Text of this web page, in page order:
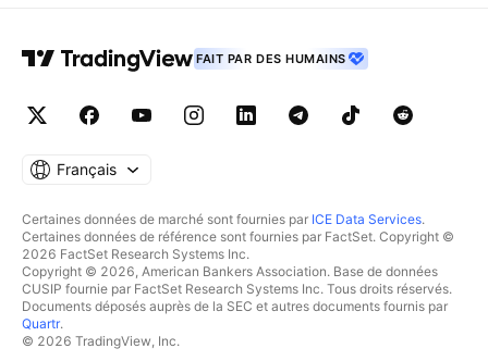
FAIT PAR DES HUMAINS
Français
Certaines données de marché sont fournies par ICE Data Services.
Certaines données de référence sont fournies par FactSet. Copyright ©
2026 FactSet Research Systems Inc.
Copyright © 2026, American Bankers Association. Base de données
CUSIP fournie par FactSet Research Systems Inc. Tous droits réservés.
Documents déposés auprès de la SEC et autres documents fournis par
Quartr.
© 2026 TradingView, Inc.